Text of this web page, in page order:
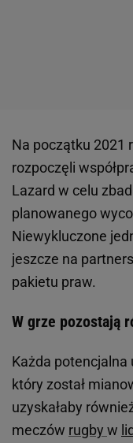
Na początku 2021
rozpoczęli
Lazard w celu
planowanego
Niewykluczone
jeszcze na
pakietu praw.
W grze pozostają
Każda potencjalna
który został
uzyskałaby
meczów rugby w